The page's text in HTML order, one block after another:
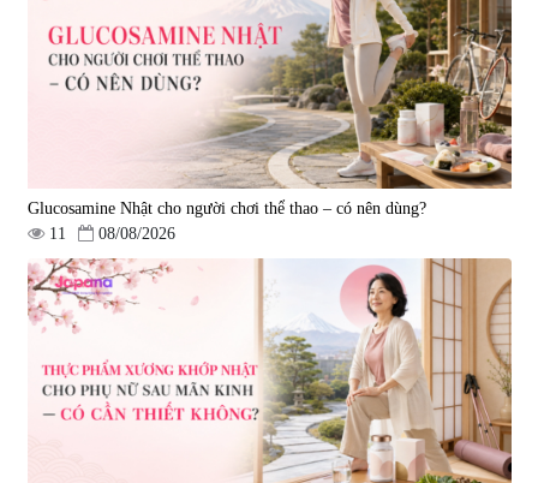
880.000 đ
viên
|42.588
5.500.000 đ
Viên uống phòng ngừa đột quỵ,
tai biến Nattokinase Nano
Premium 120 viên
2.290.000 đ
Glucosamine Nhật cho người chơi thể thao – có nên dùng?
11
08/08/2026